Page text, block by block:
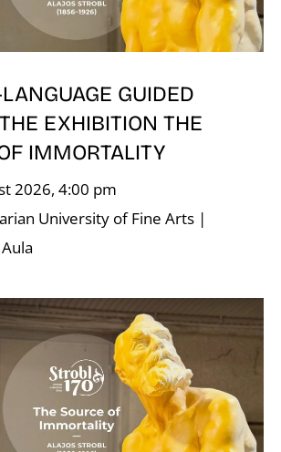
GUIDED
EXHIBITION THE
IMMORTALITY
2026, 4:00 pm
University of Fine Arts |